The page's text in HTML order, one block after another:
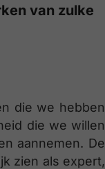
van zulke
die we hebben
die we willen
aannemen. De
zien als expert,